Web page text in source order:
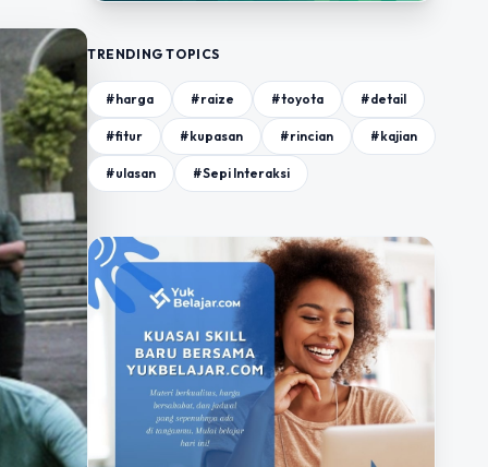
TRENDING TOPICS
#harga #raize #toyota #detail
#fitur #kupasan #rincian #kajian
#ulasan #Sepi Interaksi